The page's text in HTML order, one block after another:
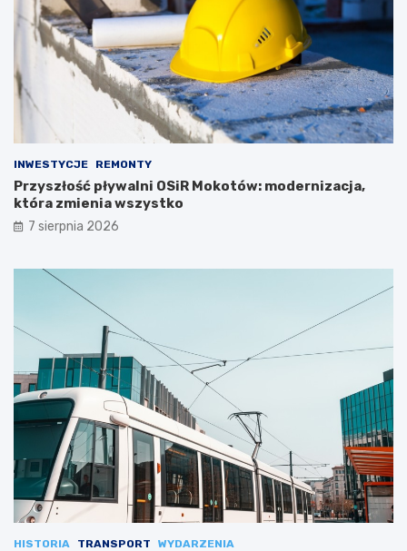
INWESTYCJE REMONTY
Przyszłość pływalni OSiR Mokotów: modernizacja,
która zmienia wszystko
7 sierpnia 2026
HISTORIA TRANSPORT WYDARZENIA